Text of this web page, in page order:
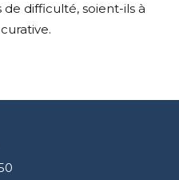
difficulté, soient-ils à